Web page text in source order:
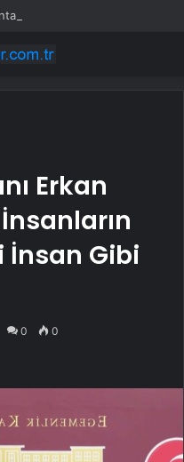
ve altyapı desteği
Erkan
İnsan Gibi
0 0